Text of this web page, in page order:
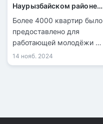
Наурызбайском районе
Алматы в 2024 году
Более 4000 квартир было
предоставлено для
работающей молодёжи и
социально уязвимых
категорий населения.
14 нояб. 2024